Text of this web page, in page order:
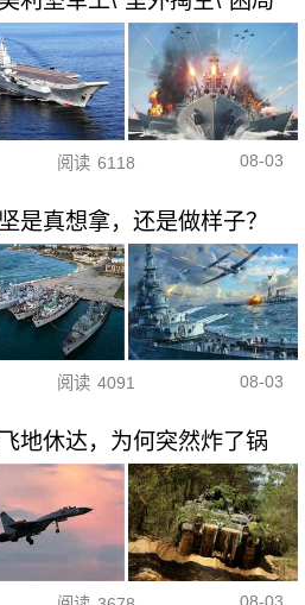
阅读 6118 08-03
是真想拿，还是做样子？
阅读 4091 08-03
地休达，为何突然炸了锅